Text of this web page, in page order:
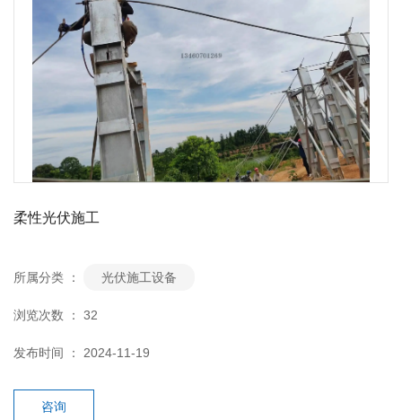
柔性光伏施工
所属分类 ： 光伏施工设备
浏览次数 ： 32
发布时间 ： 2024-11-19
咨询